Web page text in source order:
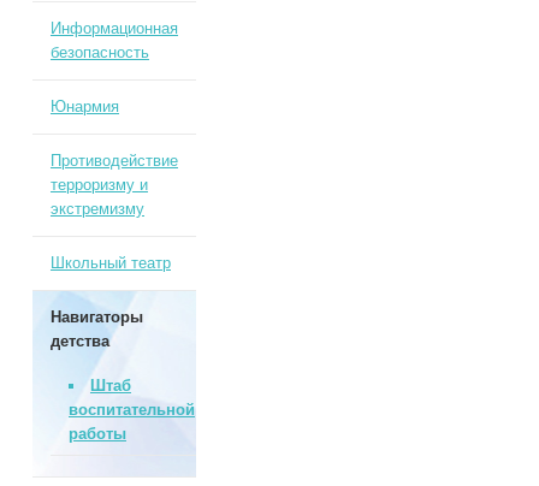
Информационная
безопасность
Юнармия
Противодействие
терроризму и
экстремизму
Школьный театр
Навигаторы
детства
Штаб
воспитательной
работы